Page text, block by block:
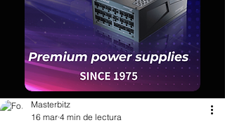
Masterbitz
16 mar 4 min de lectura